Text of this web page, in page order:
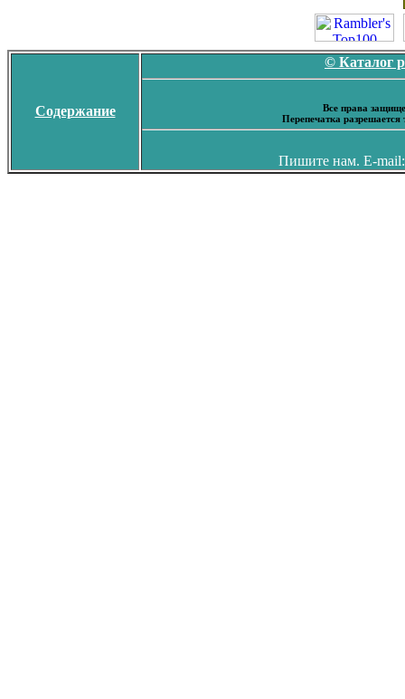
Содержание
© Каталог
Все права
Перепечатка
Пишите нам. E-